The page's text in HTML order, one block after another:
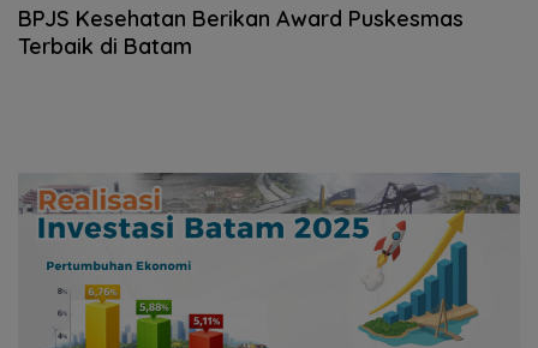
BPJS Kesehatan Berikan Award Puskesmas
Terbaik di Batam